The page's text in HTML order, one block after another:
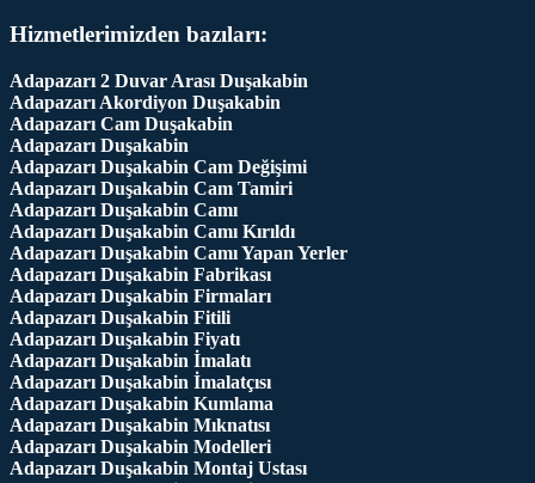
Hizmetlerimizden bazıları:
Adapazarı 2 Duvar Arası Duşakabin
Adapazarı Akordiyon Duşakabin
Adapazarı Cam Duşakabin
Adapazarı Duşakabin
Adapazarı Duşakabin Cam Değişimi
Adapazarı Duşakabin Cam Tamiri
Adapazarı Duşakabin Camı
Adapazarı Duşakabin Camı Kırıldı
Adapazarı Duşakabin Camı Yapan Yerler
Adapazarı Duşakabin Fabrikası
Adapazarı Duşakabin Firmaları
Adapazarı Duşakabin Fitili
Adapazarı Duşakabin Fiyatı
Adapazarı Duşakabin İmalatı
Adapazarı Duşakabin İmalatçısı
Adapazarı Duşakabin Kumlama
Adapazarı Duşakabin Mıknatısı
Adapazarı Duşakabin Modelleri
Adapazarı Duşakabin Montaj Ustası